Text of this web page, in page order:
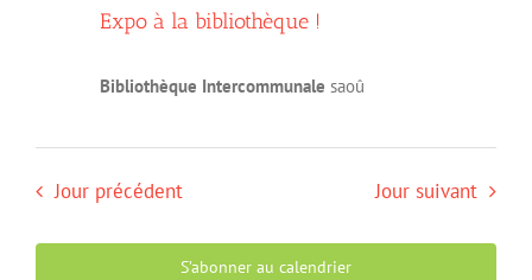
Expo à la bibliothèque !
Bibliothèque Intercommunale saoû
Jour précédent Jour suivant
S’abonner au calendrier